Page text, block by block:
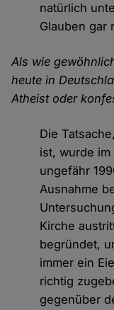
natürlich
Glauben gar
Als wie
heute in
Atheist oder
Die
ist, wurde
ungefähr
Ausnahme
Kirche
begründet,
immer ein
richtig
gegenüber